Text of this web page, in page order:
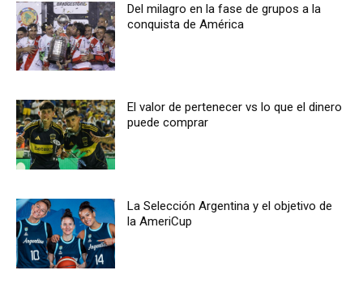
Del milagro en la fase de grupos a la
conquista de América
El valor de pertenecer vs lo que el dinero
puede comprar
La Selección Argentina y el objetivo de
la AmeriCup